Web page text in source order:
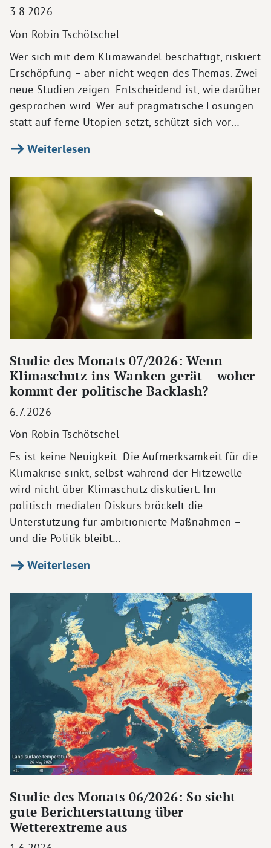
3.8.2026
Von Robin Tschötschel
Wer sich mit dem Klimawandel beschäftigt, riskiert
Erschöpfung – aber nicht wegen des Themas. Zwei
neue Studien zeigen: Entscheidend ist, wie darüber
gesprochen wird. Wer auf pragmatische Lösungen
statt auf ferne Utopien setzt, schützt sich vor…
Weiterlesen
Studie des Monats 07/2026: Wenn
Klimaschutz ins Wanken gerät – woher
kommt der politische Backlash?
6.7.2026
Von Robin Tschötschel
Es ist keine Neuigkeit: Die Aufmerksamkeit für die
Klimakrise sinkt, selbst während der Hitzewelle
wird nicht über Klimaschutz diskutiert. Im
politisch-medialen Diskurs bröckelt die
Unterstützung für ambitionierte Maßnahmen –
und die Politik bleibt…
Weiterlesen
Studie des Monats 06/2026: So sieht
gute Berichterstattung über
Wetterextreme aus